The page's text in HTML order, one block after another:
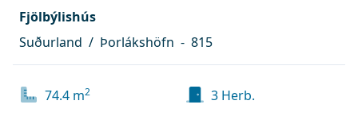
Fjölbýlishús
Suðurland / Þorlákshöfn - 815
74.4 m2 3 Herb.